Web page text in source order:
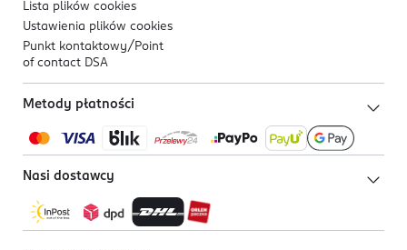
Lista plików cookies
Ustawienia plików cookies
Punkt kontaktowy/ Point
of contact DSA
Metody płatności
Nasi dostawcy